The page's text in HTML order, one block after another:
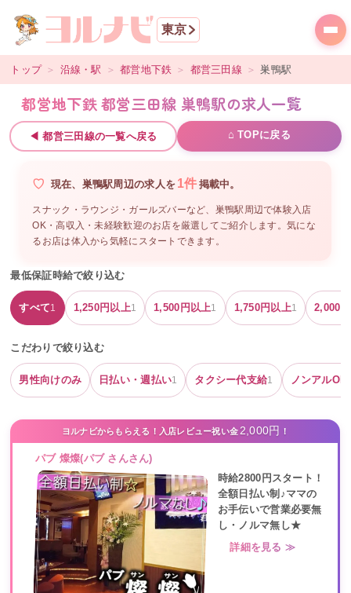
東京
トップ ＞ 沿線・駅 ＞ 都営地下鉄 ＞ 都営三田線 ＞ 巣鴨駅
都営地下鉄 都営三田線 巣鴨駅の求人一覧
◀都営三田線の一覧へ戻る ⌂ TOPに戻る
現在、 巣鴨駅周辺の求人を 1件 掲載中。
スナック・ラウンジ・ガールズバーなど、 巣鴨駅周辺で体験入店
OK・高収入・未経験歓迎のお店を厳選してご紹介します。気にな
るお店は体入から気軽にスタートできます。
最低保証時給で絞り込む
すべて1 1,250円以上1 1,500 円以上1 1,750円以上1 2,000
こだわりで絞り込む
男性向けのみ 日払い・週払い1 タクシー代支給1 ノンアルOK
ヨルナビからもらえる！入店レビュー祝い金2,000円 ！
パブ 燦燦(パブ さんさん)
時給2800円スタート！
全額日払い制♪ママの
お手伝いで営業必要無
し・ノルマ無し★
詳細を見る ≫